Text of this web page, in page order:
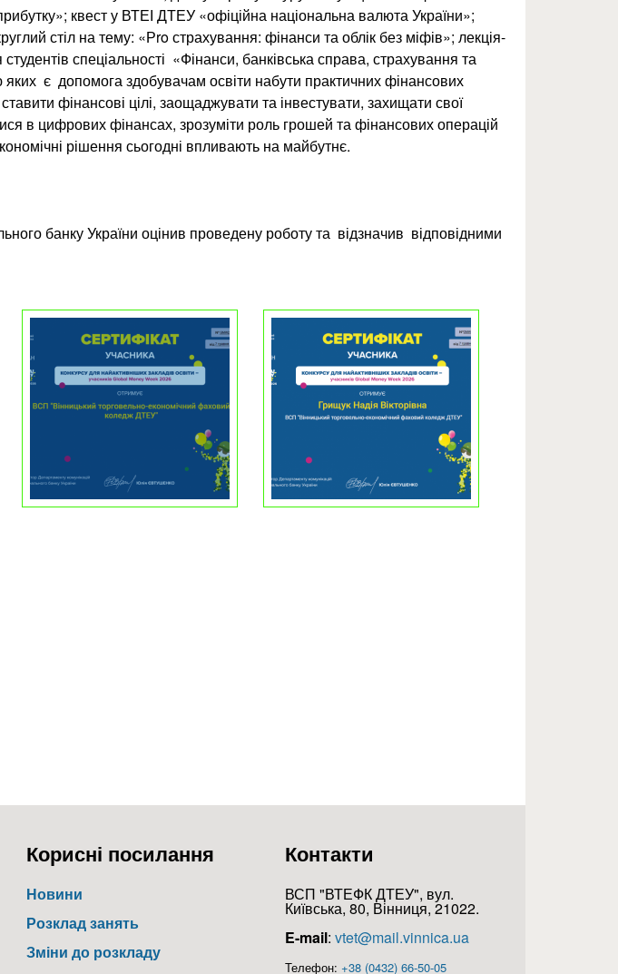
квест у ВТЕІ ДТЕУ «офіційна національна валюта України»;
стіл на тему: «Рro страхування: фінанси та облік без міфів»; лекція-
спеціальності «Фінанси, банківська справа, страхування та
є допомога здобувачам освіти набути практичних фінансових
фінансові цілі, заощаджувати та інвестувати, захищати свої
в цифрових фінансах, зрозуміти роль грошей та фінансових операцій
рішення сьогодні впливають на майбутнє.
банку України оцінив проведену роботу та відзначив відповідними
Корисні посилання
Новини
Розклад занять
Зміни до розкладу
Контакти
ВСП "ВТЕФК ДТЕУ", вул.
Київська, 80, Вінниця, 21022.
E-mail: vtet@mail.vinnica.ua
Телефон: +38 (0432) 66-50-05